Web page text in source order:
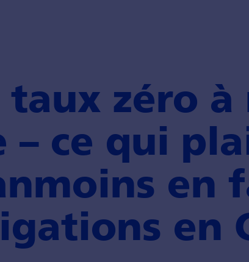
taux zéro
– ce qui
en
en